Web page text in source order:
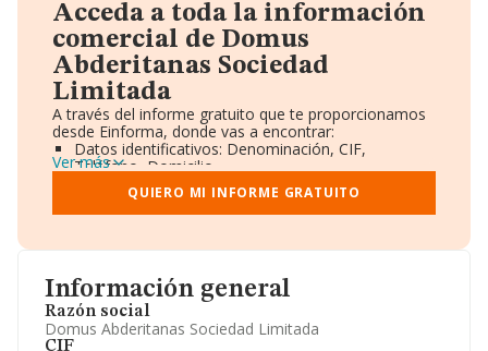
Información general
Razón social
Domus Abderitanas Sociedad Limitada
CIF
Acceda a toda la información
comercial de Domus
Abderitanas Sociedad
Limitada
A través del informe gratuito que te proporcionamos
desde Einforma, donde vas a encontrar:
Datos identificativos: Denominación, CIF,
Teléfono, Domicilio.
Informe Mercantil Completo (BORME).
Gráficos de Evolución Ventas y Empleados.
Consejo de Administración y Administradores.
Accionistas.
Artículos de prensa publicados sobre la empresa.
Información oficial y registral complementaria.
Ver más
QUIERO MI INFORME GRATUITO